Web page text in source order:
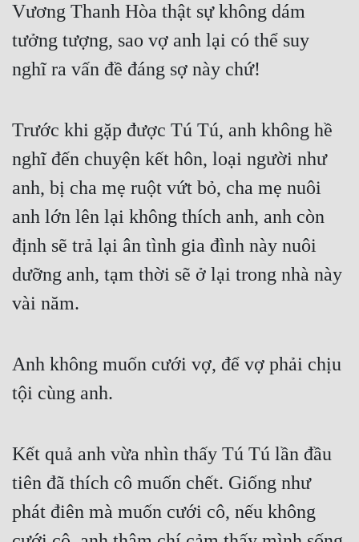
Vương Thanh Hòa thật sự không dám
tưởng tượng, sao vợ anh lại có thể suy
nghĩ ra vấn đề đáng sợ này chứ!
Trước khi gặp được Tú Tú, anh không hề
nghĩ đến chuyện kết hôn, loại người như
anh, bị cha mẹ ruột vứt bỏ, cha mẹ nuôi
anh lớn lên lại không thích anh, anh còn
định sẽ trả lại ân tình gia đình này nuôi
dưỡng anh, tạm thời sẽ ở lại trong nhà này
vài năm.
Anh không muốn cưới vợ, để vợ phải chịu
tội cùng anh.
Kết quả anh vừa nhìn thấy Tú Tú lần đầu
tiên đã thích cô muốn chết. Giống như
phát điên mà muốn cưới cô, nếu không